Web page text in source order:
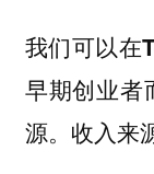
我们可以在
早期创业者
源。收入来